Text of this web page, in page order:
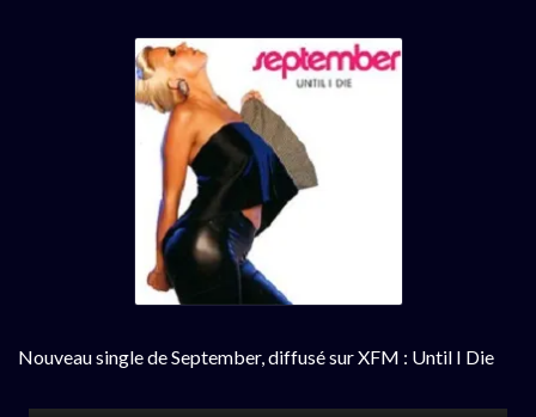
Nouveau single de September, diffusé sur XFM : Until I Die